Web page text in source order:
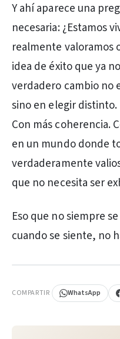
Y ahí aparece una
necesaria: ¿Estamos
realmente valoramos
idea de éxito que ya
verdadero cambio no
sino en elegir
Con más coherencia.
en un mundo donde
verdaderamente
que no necesita ser
Eso que no siempre
cuando se siente, no
COMPARTIR WhatsApp